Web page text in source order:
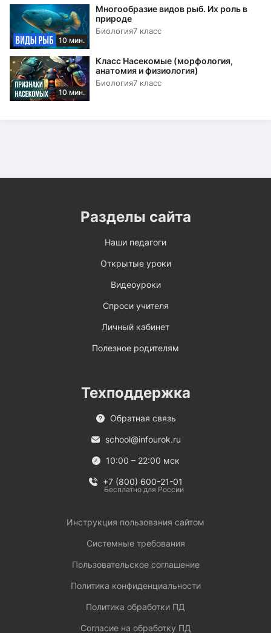
10 мин.
Многообразие видов рыб. Их роль в
природе
Биология7 класс
10 мин.
Класс Насекомые (морфология,
анатомия и физиология)
Биология7 класс
Разделы сайта
Наши педагоги
Открытые уроки
Видеоуроки
Спроси учителя
Личный кабинет
Полезное родителям
Техподдержка
Обратная связь
school@infourok.ru
10:00 – 22:00 мск
+7 (800) 600-21-01
Бесплатно для России
Инструкция пользования сайтом
Системные требования
Пользовательское соглашение
Политика конфиденциальности
Политика обработки ПД
Согласие на обработку ПД